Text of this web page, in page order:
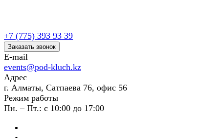
+7 (775) 393 93 39
Заказать звонок
E-mail
events@pod-kluch.kz
Адрес
г. Алматы, Сатпаева 76, офис 56
Режим работы
Пн. – Пт.: с 10:00 до 17:00